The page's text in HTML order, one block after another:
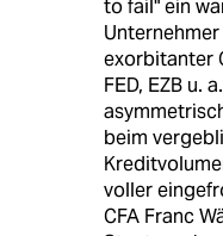
to fail" ein
exorbitanter
FED, EZB u.
beim
voller
CFA Franc